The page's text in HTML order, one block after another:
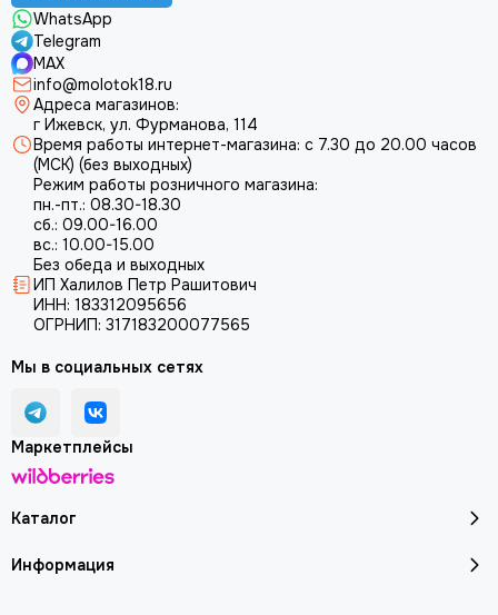
WhatsApp
Telegram
MAX
info@molotok18.ru
Адреса магазинов:
г Ижевск, ул. Фурманова, 114
Время работы интернет-магазина: с 7.30 до 20.00 часов
(МСК) (без выходных)
Режим работы розничного магазина:
пн.-пт.: 08.30-18.30
сб.: 09.00-16.00
вс.: 10.00-15.00
Без обеда и выходных
ИП Халилов Петр Рашитович
ИНН: 183312095656
ОГРНИП: 317183200077565
Каталог
Информация
Мы в социальных сетях
Маркетплейсы